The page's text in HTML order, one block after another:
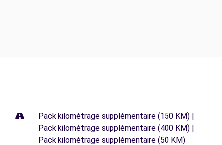
Pack kilométrage supplémentaire (150 KM) |
Pack kilométrage supplémentaire (400 KM) |
Pack kilométrage supplémentaire (50 KM)